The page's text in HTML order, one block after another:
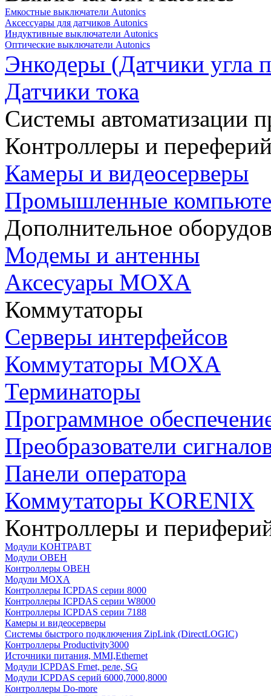
Емкостные выключатели Autonics
Аксессуары для датчиков Autonics
Индуктивные выключатели Autonics
Оптические выключатели Autonics
Энкодеры (Датчики угла
Датчики тока
Системы автоматизации
Контроллеры и
Камеры и видеосерверы
Промышленные
Дополнительное
Модемы и антенны
Аксесуары MOXA
Коммутаторы
Серверы интерфейсов
Коммутаторы MOXA
Терминаторы
Программное
Преобразователи
Панели оператора
Коммутаторы KORENIX
Контроллеры и
Модули КОНТРАВТ
Модули ОВЕН
Контроллеры ОВЕН
Модули MOXA
Контроллеры ICPDAS серии 8000
Контроллеры ICPDAS серии W8000
Контроллеры ICPDAS серии 7188
Камеры и видеосерверы
Системы быстрого подключения ZipLink (DirectLOGIC)
Контроллеры Productivity3000
Источники питания, MMI,Ethernet
Модули ICPDAS Frnet, реле, SG
Модули ICPDAS серий 6000,7000,8000
Контроллеры Do-more